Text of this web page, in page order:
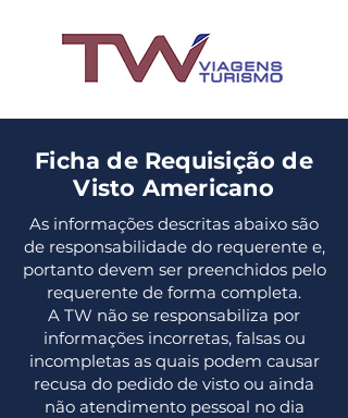
Ficha de Requisição de
Visto Americano
As informações descritas abaixo são
de responsabilidade do requerente e,
portanto devem ser preenchidos pelo
requerente de forma completa.
A TW não se responsabiliza por
informações incorretas, falsas ou
incompletas as quais podem causar
recusa do pedido de visto ou ainda
não atendimento pessoal no dia